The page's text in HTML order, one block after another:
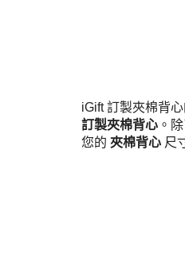
iGift 訂製夾棉背
訂製夾棉背心 。
您的 夾棉背心 尺